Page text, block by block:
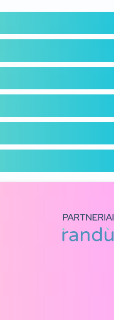
PARTNERIAI